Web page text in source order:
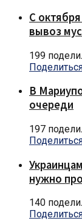
С
вывоз
199
В
очереди
197
нужно
140